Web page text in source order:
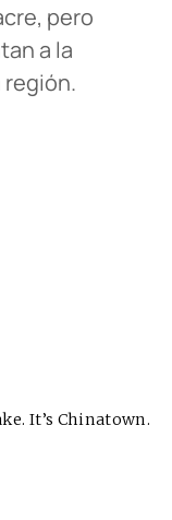
pero
a la
It’s Chinatown.